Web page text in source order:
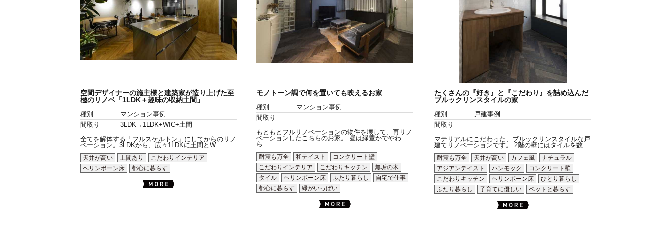
空間デザイナーの施主様と建築家が造り上げた至
極のリノベ「1LDK＋趣味の収納土間」
種別
マンション事例
間取り
3LDK→1LDK+WIC+土間
全てを解体する「フルスケルトン」にしてからのリノ
ベーション。3LDKから、広々1LDKに土間とW...
天井が高い
土間あり
こだわりインテリア
ヘリンボーン床
都心に暮らす
モノトーン調で何を置いても映えるお家
種別
マンション事例
間取り
もともとフルリノベーションの物件を壊して、再リノ
ベーションしたこちらのお家。 昼は緑豊かでやわ
ら...
耐震も万全
和テイスト
コンクリート壁
こだわりインテリア
こだわりキッチン
無垢の木
タイル
ヘリンボーン床 ふたり暮らし
自宅で仕事
都心に暮らす
緑がいっぱい
たくさんの『好き』と『こだわり』を詰め込んだ
ブルックリンスタイルの家
種別
戸建事例
間取り
マテリアルにこだわった、ブルックリンスタイルな戸
建てリノベーションです。 2階の壁にはタイルを数...
耐震も万全
天井が高い カフェ風
ナチュラル
アジアンテイスト
ハンモック
コンクリート壁
こだわりキッチン
ヘリンボーン床
ひとり暮らし
ふたり暮らし
子育てに優しい ペットと暮らす